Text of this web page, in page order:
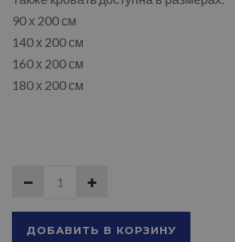
90 х 200 см
140 х 200 см
160 х 200 см
180 х 200 см
ДОБАВИТЬ В КОРЗИНУ